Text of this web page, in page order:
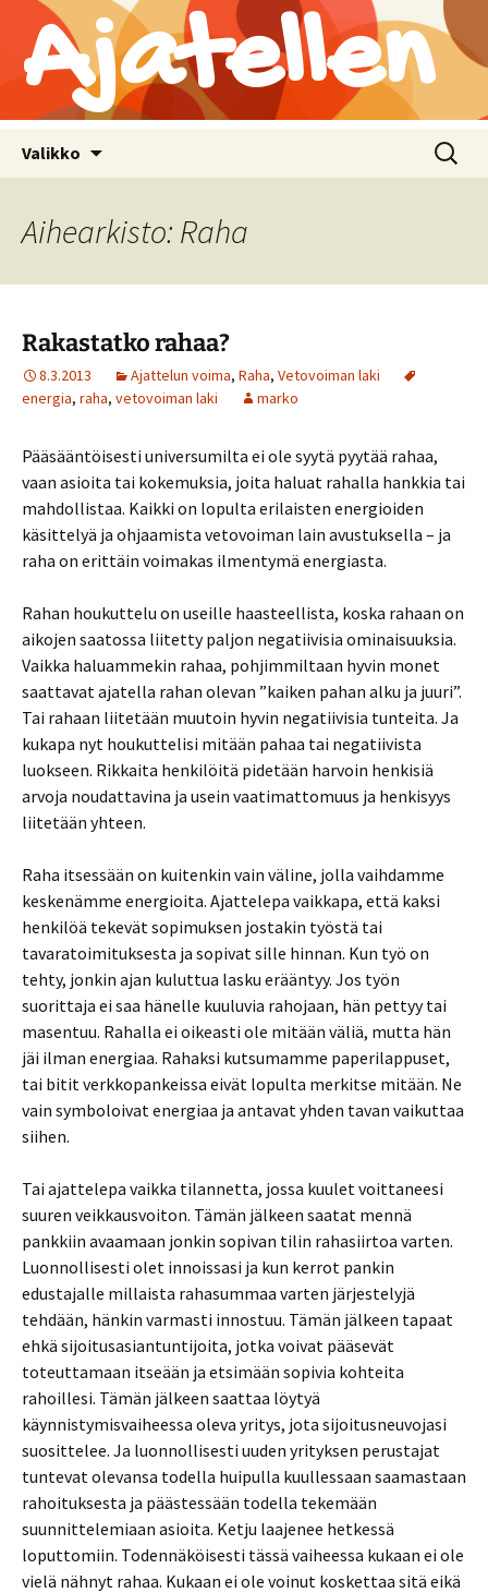
Ajatellen
Valikko Haku:
Aihearkisto: Raha
Rakastatko rahaa?
8.3.2013 Ajattelun voima, Raha, Vetovoiman laki
energia, raha, vetovoiman laki marko
Pääsääntöisesti universumilta ei ole syytä pyytää rahaa,
vaan asioita tai kokemuksia, joita haluat rahalla hankkia tai
mahdollistaa. Kaikki on lopulta erilaisten energioiden
käsittelyä ja ohjaamista vetovoiman lain avustuksella – ja
raha on erittäin voimakas ilmentymä energiasta.
Rahan houkuttelu on useille haasteellista, koska rahaan on
aikojen saatossa liitetty paljon negatiivisia ominaisuuksia.
Vaikka haluammekin rahaa, pohjimmiltaan hyvin monet
saattavat ajatella rahan olevan ”kaiken pahan alku ja juuri”.
Tai rahaan liitetään muutoin hyvin negatiivisia tunteita. Ja
kukapa nyt houkuttelisi mitään pahaa tai negatiivista
luokseen. Rikkaita henkilöitä pidetään harvoin henkisiä
arvoja noudattavina ja usein vaatimattomuus ja henkisyys
liitetään yhteen.
Raha itsessään on kuitenkin vain väline, jolla vaihdamme
keskenämme energioita. Ajattelepa vaikkapa, että kaksi
henkilöä tekevät sopimuksen jostakin työstä tai
tavaratoimituksesta ja sopivat sille hinnan. Kun työ on
tehty, jonkin ajan kuluttua lasku erääntyy. Jos työn
suorittaja ei saa hänelle kuuluvia rahojaan, hän pettyy tai
masentuu. Rahalla ei oikeasti ole mitään väliä, mutta hän
jäi ilman energiaa. Rahaksi kutsumamme paperilappuset,
tai bitit verkkopankeissa eivät lopulta merkitse mitään. Ne
vain symboloivat energiaa ja antavat yhden tavan vaikuttaa
siihen.
Tai ajattelepa vaikka tilannetta, jossa kuulet voittaneesi
suuren veikkausvoiton. Tämän jälkeen saatat mennä
pankkiin avaamaan jonkin sopivan tilin rahasiirtoa varten.
Luonnollisesti olet innoissasi ja kun kerrot pankin
edustajalle millaista rahasummaa varten järjestelyjä
tehdään, hänkin varmasti innostuu. Tämän jälkeen tapaat
ehkä sijoitusasiantuntijoita, jotka voivat pääsevät
toteuttamaan itseään ja etsimään sopivia kohteita
rahoillesi. Tämän jälkeen saattaa löytyä
käynnistymisvaiheessa oleva yritys, jota sijoitusneuvojasi
suosittelee. Ja luonnollisesti uuden yrityksen perustajat
tuntevat olevansa todella huipulla kuullessaan saamastaan
rahoituksesta ja päästessään todella tekemään
suunnittelemiaan asioita. Ketju laajenee hetkessä
loputtomiin. Todennäköisesti tässä vaiheessa kukaan ei ole
vielä nähnyt rahaa. Kukaan ei ole voinut koskettaa sitä eikä